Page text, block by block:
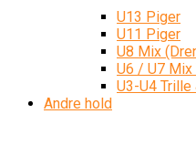
U13 Piger
U11 Piger
U8 Mix
U6 / U7 Mix
U3-U4 Trille
Andre hold